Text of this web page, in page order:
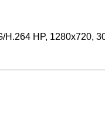
HP, 1280x720,